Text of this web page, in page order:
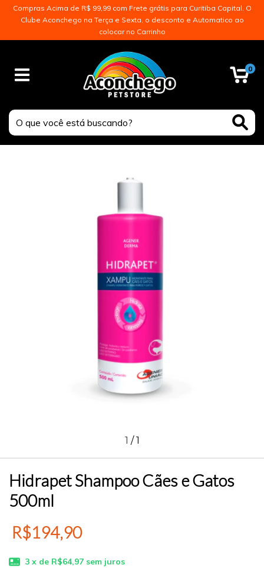
Compras Acima de R$ 99,99 com Frete grátis para Curitiba Capital. O
Clube Aconchego na Terça e Sexta, o desconto e Automatico ao
colocar no Carrinho
0
1 /1
Hidrapet Shampoo Cães e Gatos
500ml
R$194,90
3 x de R$64,97 sem juros